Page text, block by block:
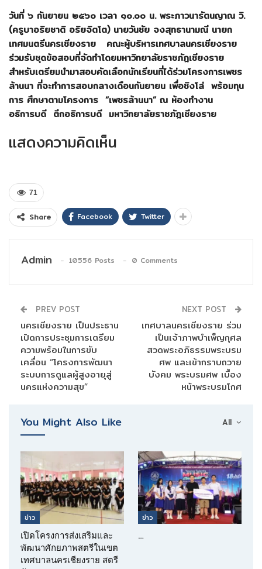
วันที่ ๖ กันยายน ๒๕๖๐ เวลา ๑๐.๐๐ น. พระภาวนารัตนญาณ วิ.
(ครูบาอริยชาติ อริยจิตโต) นายวันชัย จงสุทธานามณี นายก
เทศมนตรีนครเชียงราย คณะผู้บริหารเทศบาลนครเชียงราย
ร่วมรับชุดข้อสอบที่จัดทำโดยมหาวิทยาลัยราชภัฎเชียงราย
สำหรับเตรียมนำมาสอบคัดเลือกนักเรียนที่ได้ร่วมโครงการเพชร
ล้านนา ที่จะทำการสอบกลางเดือนกันยายน เพื่อชิงโล่ พร้อมทุน
การ ศึกษาตามโครงการ “เพชรล้านนา” ณ ห้องทำงาน
อธิการบดี ตึกอธิการบดี มหาวิทยาลัยราชภัฎเชียงราย
แสดงความคิดเห็น
71
Share Facebook Twitter
Admin 10556 Posts 0 Comments
PREV POST
นครเชียงราย เป็นประธาน
เปิดการประชุมการเตรียม
ความพร้อมในการขับ
เคลื่อน “โครงการพัฒนา
ระบบการดูแลผู้สูงอายุสู่
นครแห่งความสุข”
NEXT POST
เทศบาลนครเชียงราย ร่วม
เป็นเจ้าภาพบำเพ็ญกุศล
สวดพระอภิธรรมพระบรม
ศพ และเข้ากราบถวาย
บังคม พระบรมศพ เบื้อง
หน้าพระบรมโกศ
All
You Might Also Like
ข่าว
เปิดโครงการส่งเสริมและ
พัฒนาศักยภาพสตรีในเขต
เทศบาลนครเชียงราย สตรี
ข่าว
…